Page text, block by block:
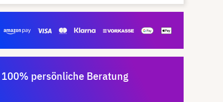
100% persönliche Beratung